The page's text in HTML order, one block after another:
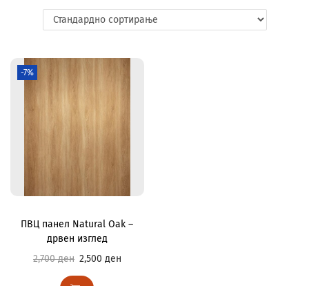
-7%
ПВЦ панел Natural Oak –
дрвен изглед
2,700ден 2,500 ден